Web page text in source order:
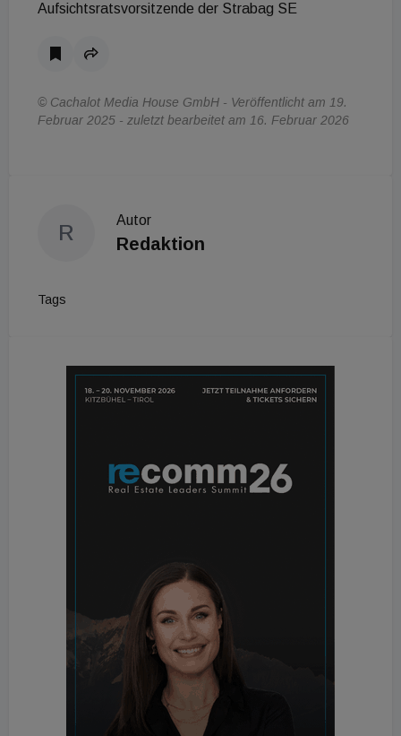
Aufsichtsratsvorsitzende der Strabag SE
© Cachalot Media House GmbH - Veröffentlicht am 19.
Februar 2025 - zuletzt bearbeitet am 16. Februar 2026
R
Autor
Redaktion
Tags